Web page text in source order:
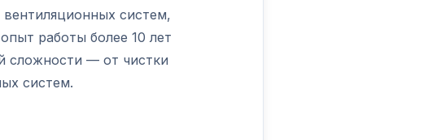
вентиляционных систем,
работы более 10 лет
сложности — от чистки
систем.